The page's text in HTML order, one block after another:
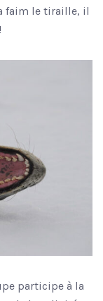
faim le tiraille, il
participe à la